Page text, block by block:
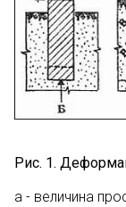
Рис. 1.
а - величина